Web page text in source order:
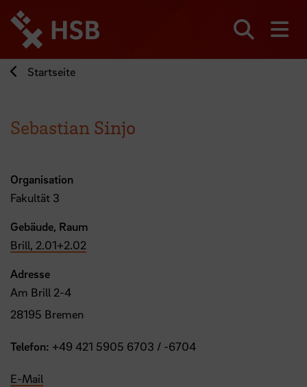
zum
Seiteninhalt
springen
Startseite
Sebastian Sinjo
Organisation
Fakultät 3
Gebäude, Raum
Brill, 2.01+2.02
Adresse
Am Brill 2-4
28195 Bremen
Telefon: +49 421 5905 6703 / -6704
E-Mail